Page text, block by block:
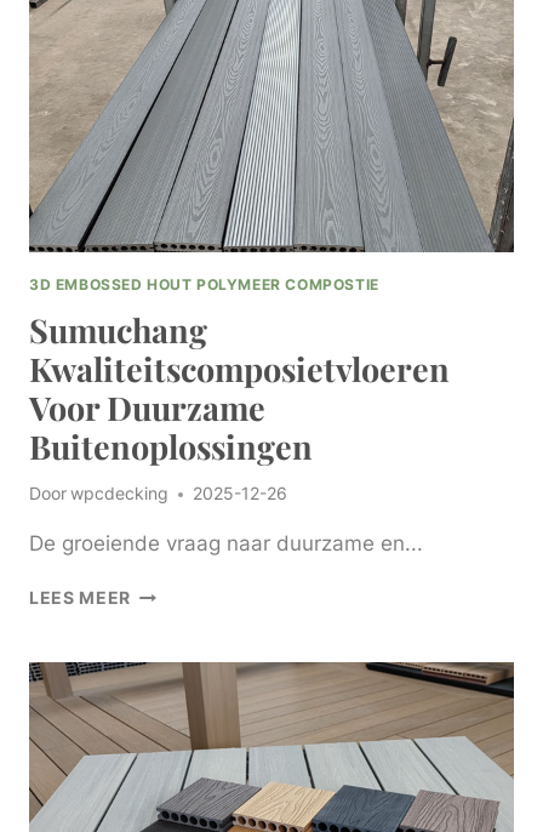
RUIME
EN
VEELZIJDIGE
VLONDEROPLOSSINGEN
3D EMBOSSED HOUT POLYMEER COMPOSTIE
Sumuchang
Kwaliteitscomposietvloeren
Voor Duurzame
Buitenoplossingen
Doorwpcdecking 2025-12-26
De groeiende vraag naar duurzame en...
LEES MEER SUMUCHANG
DUURZAME
BUITENOPLOSSINGEN